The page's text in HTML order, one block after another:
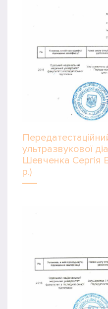
ультразвукової
Шевченка Сергія
р.)